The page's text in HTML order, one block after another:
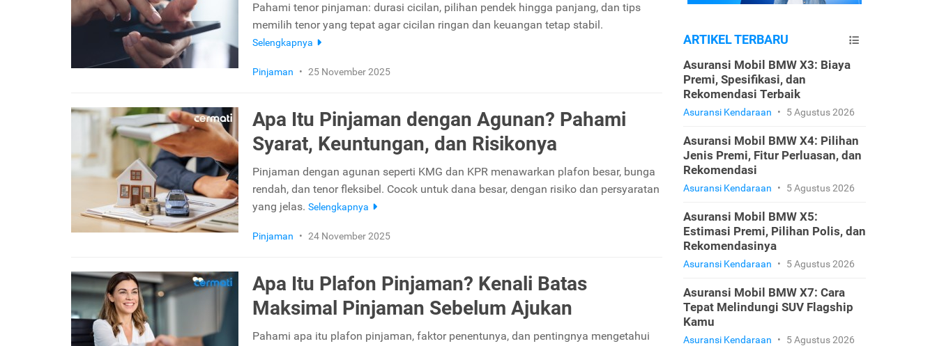
Pahami tenor pinjaman: durasi cicilan, pilihan pendek hingga panjang, dan tips
memilih tenor yang tepat agar cicilan ringan dan keuangan tetap stabil.
Selengkapnya
Pinjaman • 25 November 2025
Apa Itu Pinjaman dengan Agunan? Pahami
Syarat, Keuntungan, dan Risikonya
Pinjaman dengan agunan seperti KMG dan KPR menawarkan plafon besar, bunga
rendah, dan tenor fleksibel. Cocok untuk dana besar, dengan risiko dan persyaratan
yang jelas. Selengkapnya
Pinjaman • 24 November 2025
Apa Itu Plafon Pinjaman? Kenali Batas
Maksimal Pinjaman Sebelum Ajukan
Pahami apa itu plafon pinjaman, faktor penentunya, dan pentingnya mengetahui
ARTIKEL TERBARU
Asuransi Mobil BMW X3: Biaya
Premi, Spesifikasi, dan
Rekomendasi Terbaik
Asuransi Kendaraan • 5 Agustus 2026
Asuransi Mobil BMW X4: Pilihan
Jenis Premi, Fitur Perluasan, dan
Rekomendasi
Asuransi Kendaraan • 5 Agustus 2026
Asuransi Mobil BMW X5:
Estimasi Premi, Pilihan Polis, dan
Rekomendasinya
Asuransi Kendaraan • 5 Agustus 2026
Asuransi Mobil BMW X7: Cara
Tepat Melindungi SUV Flagship
Kamu
Asuransi Kendaraan • 5 Agustus 2026